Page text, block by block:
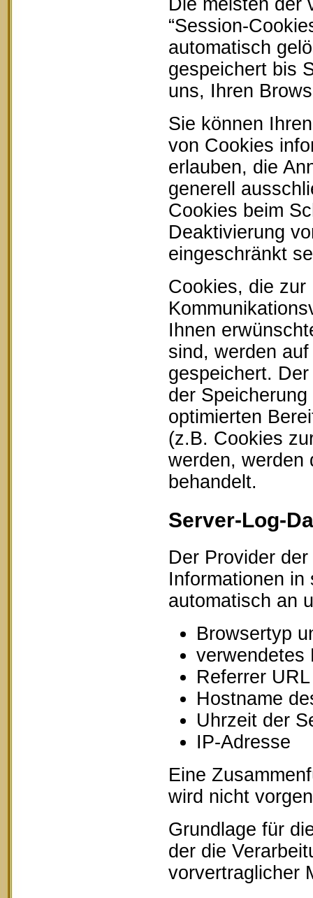
Die meisten der
“Session-
automatisch
gespeichert bis
uns, Ihren
Sie können
von Cookies
erlauben, die
generell
Cookies beim
Deaktivierung
eingeschränkt
Cookies, die zur
Ihnen
sind, werden
gespeichert.
der
optimierten
(z.B. Cookies
werden, werden
behandelt.
Server-Log-
Der Provider
Informationen
automatisch an
Browsertyp
verwendetes
Referrer URL
Hostname
Uhrzeit der
IP-Adresse
Eine
wird nicht
Grundlage für
der die
vorvertraglicher